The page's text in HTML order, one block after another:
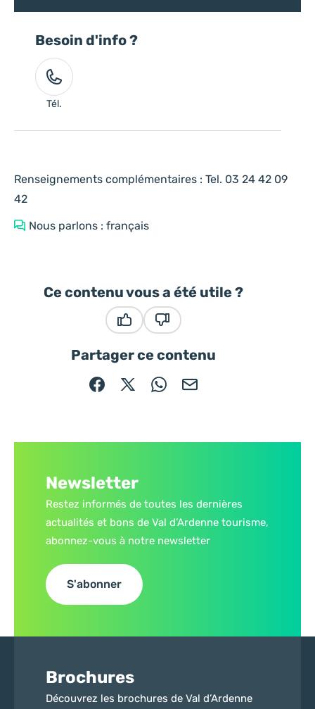
Renseignements complémentaires : Tel. 03 24 42 09
42
Nous parlons : français
Besoin d'info ?
Tél.
Ce contenu vous a été utile ?
Partager ce contenu
Partager sur Facebook (nouvelle fenêtre)
Partager sur X / Twitter (nouvelle
Partager sur WhatsApp
Partager par mail
Newsletter
Restez informés de toutes les dernières
actualités et bons de Val d’Ardenne tourisme,
abonnez-vous à notre newsletter
S'abonner
Brochures
Découvrez les brochures de Val d’Ardenne